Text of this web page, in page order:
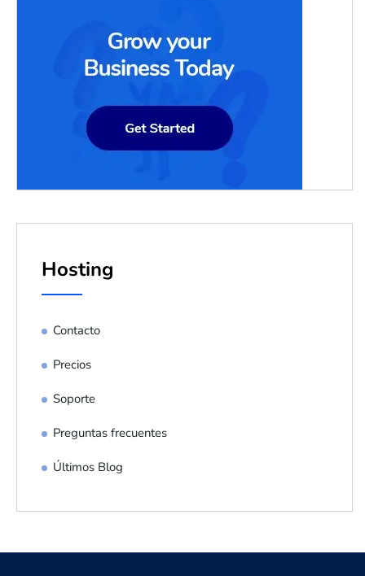
Hosting
Contacto
Precios
Soporte
Preguntas frecuentes
Últimos Blog